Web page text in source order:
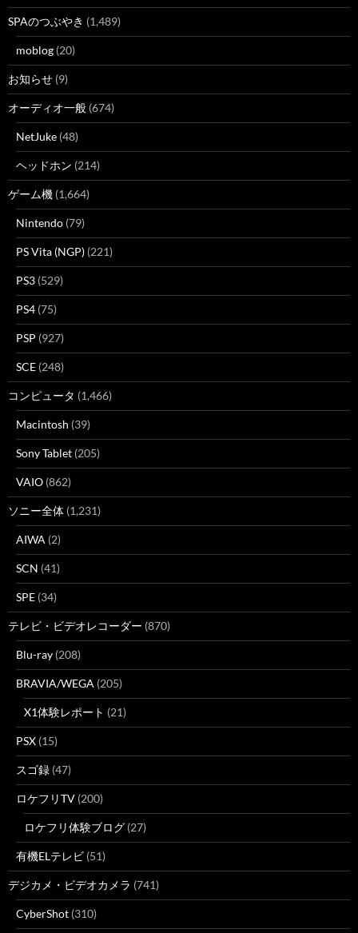
SPAのつぶやき (1,489)
moblog (20)
お知らせ (9)
オーディオ一般 (674)
NetJuke (48)
ヘッドホン (214)
ゲーム機 (1,664)
Nintendo (79)
PS Vita (NGP) (221)
PS3 (529)
PS4 (75)
PSP (927)
SCE (248)
コンピュータ (1,466)
Macintosh (39)
Sony Tablet (205)
VAIO (862)
ソニー全体 (1,231)
AIWA (2)
SCN (41)
SPE (34)
テレビ・ビデオレコーダー (870)
Blu-ray (208)
BRAVIA/WEGA (205)
X1体験レポート (21)
PSX (15)
スゴ録 (47)
ロケフリTV (200)
ロケフリ体験ブログ (27)
有機ELテレビ (51)
デジカメ・ビデオカメラ (741)
CyberShot (310)